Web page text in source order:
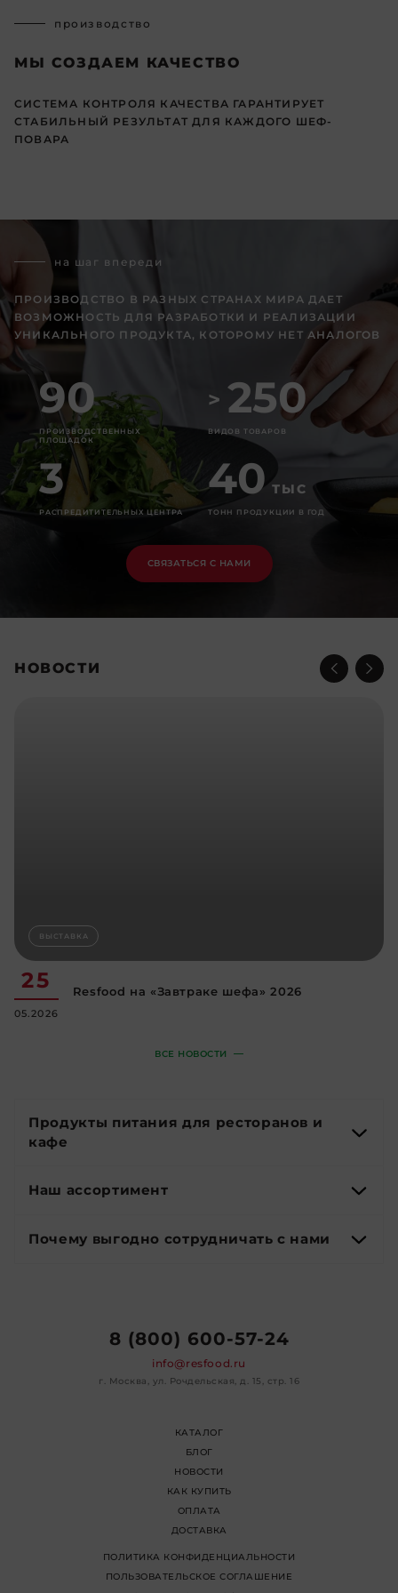
производство
МЫ СОЗДАЕМ КАЧЕСТВО
СИСТЕМА КОНТРОЛЯ КАЧЕСТВА ГАРАНТИРУЕТ
СТАБИЛЬНЫЙ РЕЗУЛЬТАТ ДЛЯ КАЖДОГО ШЕФ-
ПОВАРА
на шаг впереди
ПРОИЗВОДСТВО В РАЗНЫХ СТРАНАХ МИРА ДАЕТ
ВОЗМОЖНОСТЬ ДЛЯ РАЗРАБОТКИ И РЕАЛИЗАЦИИ
УНИКАЛЬНОГО ПРОДУКТА, КОТОРОМУ НЕТ АНАЛОГОВ
90
ПРОИЗВОДСТВЕННЫХ
ПЛОЩАДОК
> 250
ВИДОВ ТОВАРОВ
3
РАСПРЕДИТИТЕЛЬНЫХ ЦЕНТРА
40 ТЫС
ТОНН ПРОДУКЦИИ В ГОД
СВЯЗАТЬСЯ С НАМИ
НОВОСТИ
ВСЕ НОВОСТИ
ВЫСТАВКА
25
05.2026
Resfood на «Завтраке шефа» 2026
Продукты питания для ресторанов и
кафе
Наш ассортимент
Почему выгодно сотрудничать с нами
КАТАЛОГ
БЛОГ
НОВОСТИ
КАК КУПИТЬ
ОПЛАТА
ДОСТАВКА
8 (800) 600-57-24
info@resfood.ru
г. Москва, ул. Рочдельская, д. 15, стр. 16
ПОЛИТИКА КОНФИДЕНЦИАЛЬНОСТИ
ПОЛЬЗОВАТЕЛЬСКОЕ СОГЛАШЕНИЕ